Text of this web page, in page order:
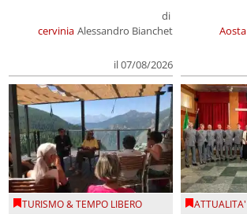
cervinia
di
Alessandro Bianchet
il 07/08/2026
Aosta
TURISMO & TEMPO LIBERO ATTUALITA'